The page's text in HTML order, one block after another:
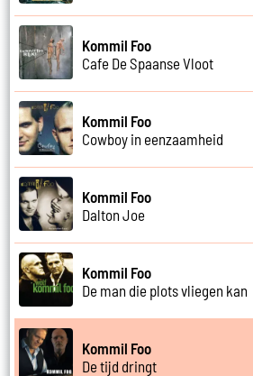
Kommil Foo
Cafe De Spaanse Vloot
Kommil Foo
Cowboy in eenzaamheid
Kommil Foo
Dalton Joe
Kommil Foo
De man die plots vliegen kan
Kommil Foo
De tijd dringt